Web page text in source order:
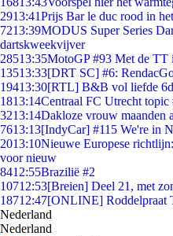
2913:41Prijs Bar le duc rood in
7213:39MODUS Super Series
dartskweekvijver
28513:35MotoGP #93 Met de TT
13513:33[DRT SC] #6:
19413:30[RTL] B&B vol liefde
1813:14Centraal FC Utrecht topic
3213:14Dakloze vrouw maanden
7613:13[IndyCar] #115 We're in
2013:10Nieuwe Europese
voor nieuw
8412:55Brazilië #2
10712:53[Breien] Deel 21, met
18712:47[ONLINE] Roddelpraat
Nederland
Nederland